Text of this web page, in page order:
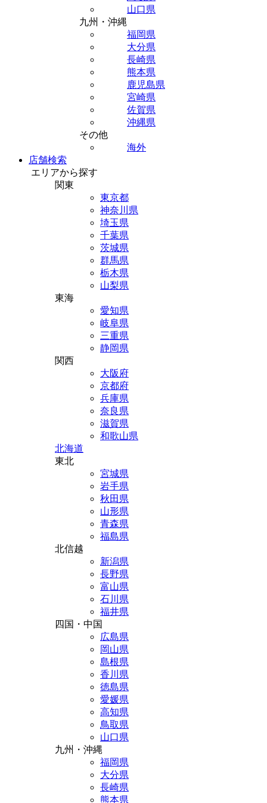
山口県
九州・沖縄
福岡県
大分県
長崎県
熊本県
鹿児島県
宮崎県
佐賀県
沖縄県
その他
海外
店舗検索
エリアから探す
関東
東京都
神奈川県
埼玉県
千葉県
茨城県
群馬県
栃木県
山梨県
東海
愛知県
岐阜県
三重県
静岡県
関西
大阪府
京都府
兵庫県
奈良県
滋賀県
和歌山県
北海道
東北
宮城県
岩手県
秋田県
山形県
青森県
福島県
北信越
新潟県
長野県
富山県
石川県
福井県
四国・中国
広島県
岡山県
島根県
香川県
徳島県
愛媛県
高知県
鳥取県
山口県
九州・沖縄
福岡県
大分県
長崎県
熊本県